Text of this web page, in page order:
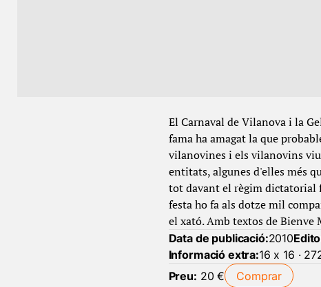
El Carnaval de Vilanova i la
fama ha amagat la que
vilanovines i els vilanovins
entitats, algunes d'elles més
tot davant el règim dictatorial
festa ho fa als dotze mil
el xató. Amb textos de Bienve
Data de publicació:2010
Informació extra:16 x 16 ·
Preu: 20 € Comprar